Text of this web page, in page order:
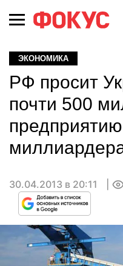
ЭКОНОМИКА
РФ просит
почти 500
30.04.2013 в 20:11